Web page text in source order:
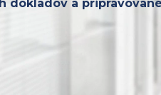
dokladov a